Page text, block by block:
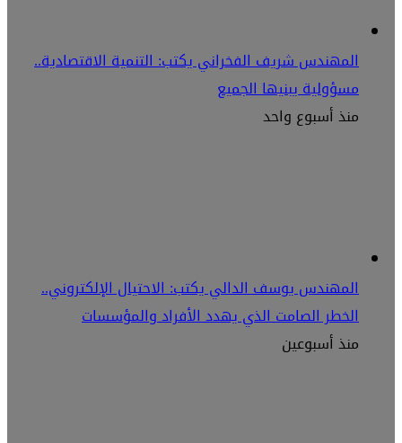
المهندس شريف الفخراني يكتب: التنمية الاقتصادية..
مسؤولية يبنيها الجميع
منذ أسبوع واحد
المهندس يوسف الدالي يكتب: الاحتيال الإلكتروني..
الخطر الصامت الذي يهدد الأفراد والمؤسسات
منذ أسبوعين